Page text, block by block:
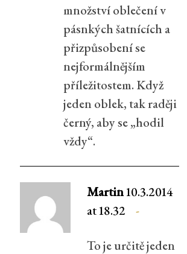
množství oblečení v
pásnkých šatnících a
přizpůsobení se
nejformálnějším
příležitostem. Když
jeden oblek, tak raději
černý, aby se „hodil
vždy“.
Martin10.3.2014
at 18.32
To je určitě jeden